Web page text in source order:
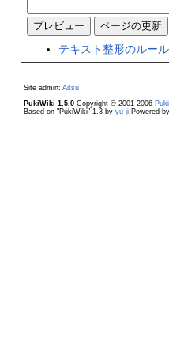
テキスト整形のルー
Site admin: Aitsu
PukiWiki 1.5.0Copyright © 2001-2006
Based on "PukiWiki" 1.3 by yu-ji.Powered